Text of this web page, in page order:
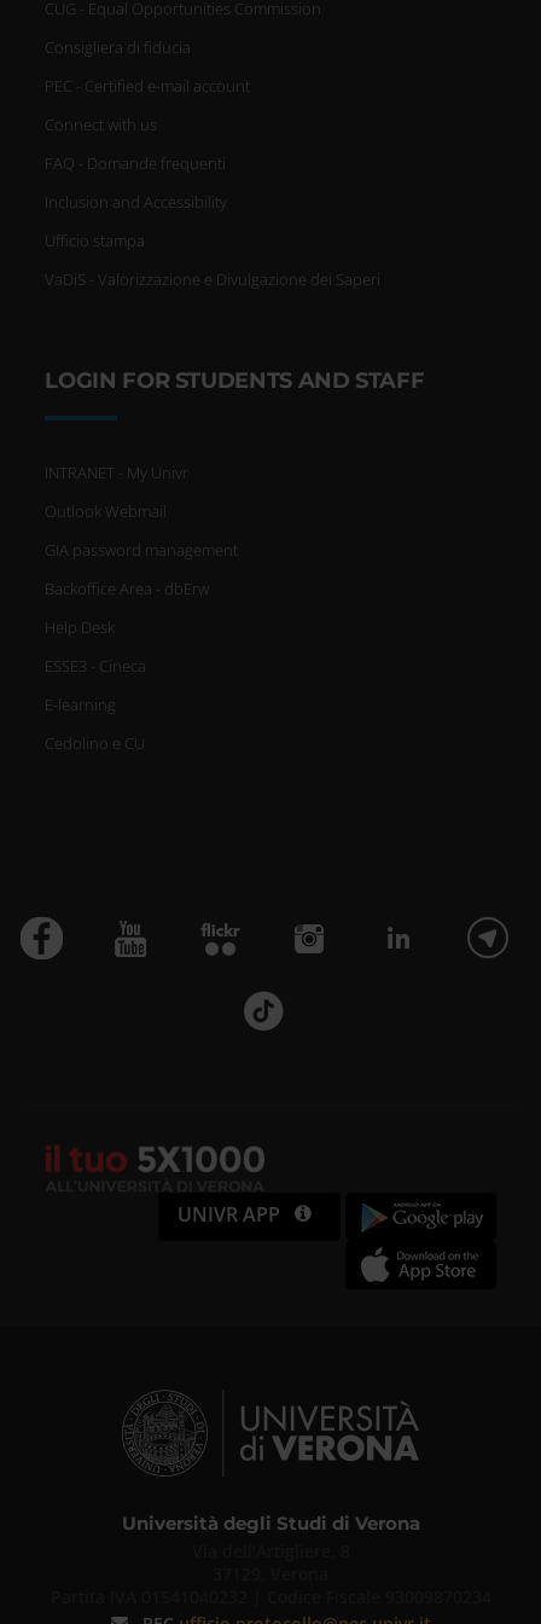
CUG - Equal Opportunities Commission
Consigliera di fiducia
PEC - Certified e-mail account
Connect with us
FAQ - Domande frequenti
Inclusion and Accessibility
Ufficio stampa
VaDiS - Valorizzazione e Divulgazione dei Saperi
LOGIN FOR STUDENTS AND STAFF
INTRANET - My Univr
Outlook Webmail
GIA password management
Backoffice Area - dbErw
Help Desk
ESSE3 - Cineca
E-learning
Cedolino e CU
UNIVR APP
Università degli Studi di Verona